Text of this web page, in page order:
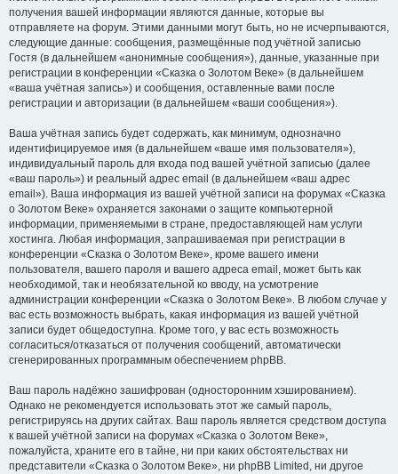
получения вашей информации являются данные, которые вы
отправляете на форум. Этими данными могут быть, но не исчерпываются,
следующие данные: сообщения, размещённые под учётной записью
Гостя (в дальнейшем «анонимные сообщения»), данные, указанные при
регистрации в конференции «Сказка о Золотом Веке» (в дальнейшем
«ваша учётная запись») и сообщения, оставленные вами после
регистрации и авторизации (в дальнейшем «ваши сообщения»).
Ваша учётная запись будет содержать, как минимум, однозначно
идентифицируемое имя (в дальнейшем «ваше имя пользователя»),
индивидуальный пароль для входа под вашей учётной записью (далее
«ваш пароль») и реальный адрес email (в дальнейшем «ваш адрес
email»). Ваша информация из вашей учётной записи на форумах «Сказка
о Золотом Веке» охраняется законами о защите компьютерной
информации, применяемыми в стране, предоставляющей нам услуги
хостинга. Любая информация, запрашиваемая при регистрации в
конференции «Сказка о Золотом Веке», кроме вашего имени
пользователя, вашего пароля и вашего адреса email, может быть как
необходимой, так и необязательной ко вводу, на усмотрение
администрации конференции «Сказка о Золотом Веке». В любом случае у
вас есть возможность выбрать, какая информация из вашей учётной
записи будет общедоступна. Кроме того, у вас есть возможность
согласиться/отказаться от получения сообщений, автоматически
сгенерированных программным обеспечением phpBB.
Ваш пароль надёжно зашифрован (односторонним хэшированием).
Однако не рекомендуется использовать этот же самый пароль,
регистрируясь на других сайтах. Ваш пароль является средством доступа
к вашей учётной записи на форумах «Сказка о Золотом Веке»,
пожалуйста, храните его в тайне, ни при каких обстоятельствах ни
представители «Сказка о Золотом Веке», ни phpBB Limited, ни другое